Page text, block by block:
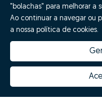
"bolachas" para melhorar a
Ao continuar a navegar ou
a nossa política de cookies.